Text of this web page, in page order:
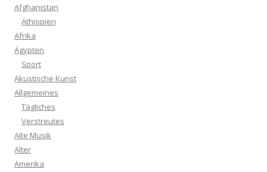
Afghanistan
Äthiopien
Afrika
Ägypten
Sport
Akustische Kunst
Allgemeines
Tägliches
Verstreutes
Alte Musik
Alter
Amerika